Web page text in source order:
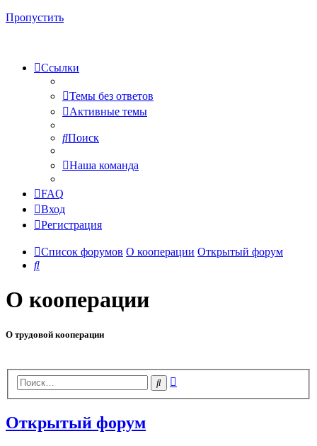
Пропустить
Ссылки
Темы без ответов
Активные темы
Поиск
Наша команда
FAQ
Вход
Регистрация
Список форумов О кооперации Открытый форум
Поиск
О кооперации
О трудовой кооперации
Поиск
Открытый форум